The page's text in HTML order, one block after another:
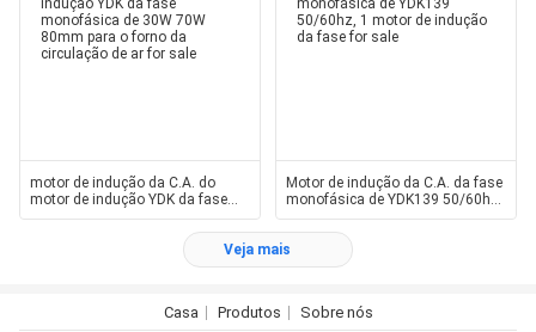
motor de indução da C.A. do
motor de indução YDK da fase
monofásica de 30W 70W 80mm
para o forno da circulação de ar
Motor de indução da C.A. da fase
monofásica de YDK139 50/60hz,
1 motor de indução da fase
Veja mais
Casa Produtos Sobre nós